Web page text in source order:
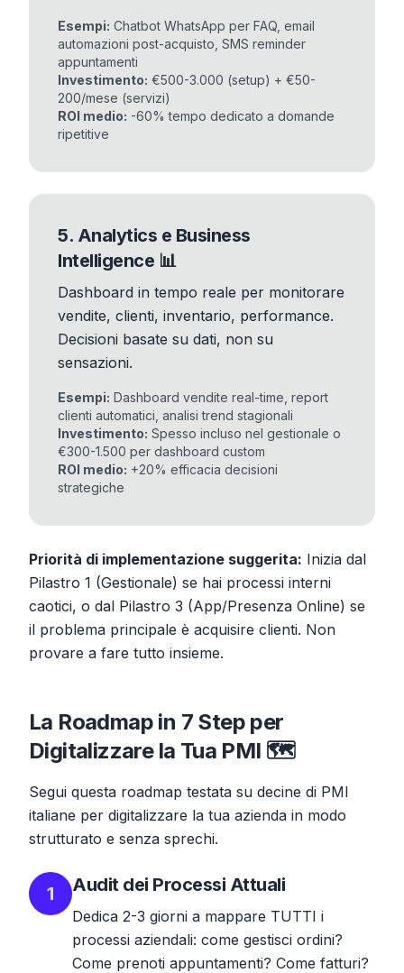
Esempi: Chatbot WhatsApp per FAQ, email
automazioni post-acquisto, SMS reminder
appuntamenti
Investimento: €500-3.000 (setup) + €50-
200/mese (servizi)
ROI medio: -60% tempo dedicato a domande
ripetitive
5. Analytics e Business
Intelligence 📊
Dashboard in tempo reale per monitorare
vendite, clienti, inventario, performance.
Decisioni basate su dati, non su
sensazioni.
Esempi: Dashboard vendite real-time, report
clienti automatici, analisi trend stagionali
Investimento: Spesso incluso nel gestionale o
€300-1.500 per dashboard custom
ROI medio: +20% efficacia decisioni
strategiche
Priorità di implementazione suggerita: Inizia dal
Pilastro 1 (Gestionale) se hai processi interni
caotici, o dal Pilastro 3 (App/Presenza Online) se
il problema principale è acquisire clienti. Non
provare a fare tutto insieme.
La Roadmap in 7 Step per
Digitalizzare la Tua PMI 🗺️
Segui questa roadmap testata su decine di PMI
italiane per digitalizzare la tua azienda in modo
strutturato e senza sprechi.
1 Audit dei Processi Attuali
Dedica 2-3 giorni a mappare TUTTI i
processi aziendali: come gestisci ordini?
Come prenoti appuntamenti? Come fatturi?